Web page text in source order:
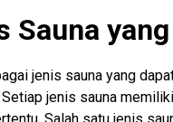
Sauna
jenis sauna yang
jenis sauna